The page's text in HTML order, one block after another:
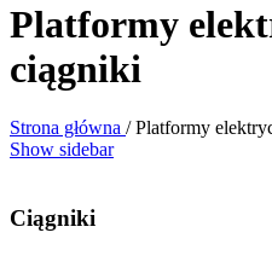
Platformy
ciągniki
Strona główna / Platformy
Show sidebar
Ciągniki